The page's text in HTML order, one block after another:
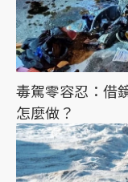
毒駕零容忍：借
怎麼做？